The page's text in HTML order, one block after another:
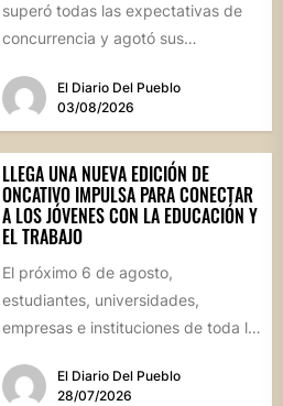
superó todas las expectativas de
concurrencia y agotó sus
marco, el...El Diario Del Pueblo
03/08/2026
LLEGA UNA NUEVA EDICIÓN DE
ONCATIVO IMPULSA PARA CONECTAR
A LOS JÓVENES CON LA EDUCACIÓN Y
EL TRABAJO
El próximo 6 de agosto,
estudiantes, universidades,
empresas e instituciones de toda la
que...
El Diario Del Pueblo
28/07/2026